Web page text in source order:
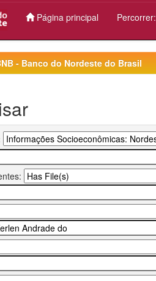
Página principal Percorrer:
- Banco do Nordeste do Brasil